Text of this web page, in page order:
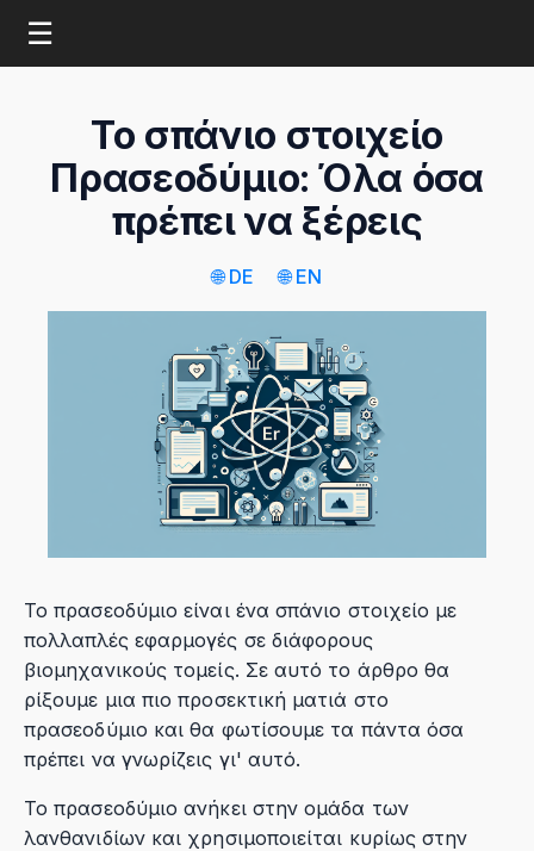
☰
Το σπάνιο στοιχείο
Πρασεοδύμιο: Όλα όσα
πρέπει να ξέρεις
🌐 DE 🌐 EN
Το πρασεοδύμιο είναι ένα σπάνιο στοιχείο με
πολλαπλές εφαρμογές σε διάφορους
βιομηχανικούς τομείς. Σε αυτό το άρθρο θα
ρίξουμε μια πιο προσεκτική ματιά στο
πρασεοδύμιο και θα φωτίσουμε τα πάντα όσα
πρέπει να γνωρίζεις γι' αυτό.
Το πρασεοδύμιο ανήκει στην ομάδα των
λανθανιδίων και χρησιμοποιείται κυρίως στην